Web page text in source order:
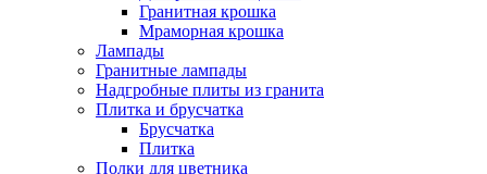
Гранитная крошка
Мраморная крошка
Лампады
Гранитные лампады
Надгробные плиты из гранита
Плитка и брусчатка
Брусчатка
Плитка
Полки для цветника